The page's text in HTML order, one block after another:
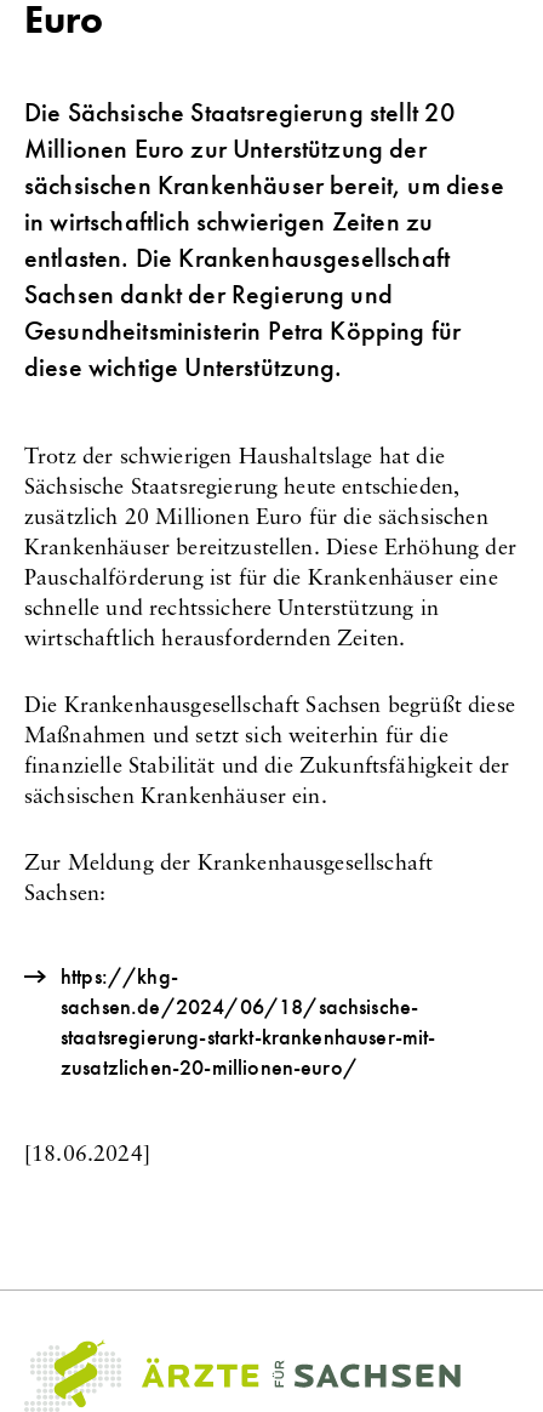
Euro
Die Sächsische Staatsregierung stellt 20
Millionen Euro zur Unterstützung der
sächsischen Krankenhäuser bereit, um diese
in wirtschaftlich schwierigen Zeiten zu
entlasten. Die Krankenhausgesellschaft
Sachsen dankt der Regierung und
Gesundheitsministerin Petra Köpping für
diese wichtige Unterstützung.
Trotz der schwierigen Haushaltslage hat die
Sächsische Staatsregierung heute entschieden,
zusätzlich 20 Millionen Euro für die sächsischen
Krankenhäuser bereitzustellen. Diese Erhöhung der
Pauschalförderung ist für die Krankenhäuser eine
schnelle und rechtssichere Unterstützung in
wirtschaftlich herausfordernden Zeiten.
Die Krankenhausgesellschaft Sachsen begrüßt diese
Maßnahmen und setzt sich weiterhin für die
finanzielle Stabilität und die Zukunftsfähigkeit der
sächsischen Krankenhäuser ein.
Zur Meldung der Krankenhausgesellschaft
Sachsen:
https://khg-
sachsen.de/2024/06/18/sachsische-
staatsregierung-starkt-krankenhauser-mit-
zusatzlichen-20-millionen-euro/
[18.06.2024]